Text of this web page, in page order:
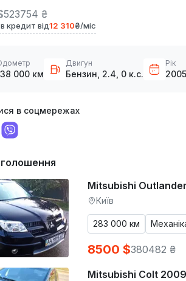
523754 ₴
кредит від12 310₴/міс
000 км
Двигун
Бензин, 2.4, 0 к.с.
Рік
2005
в соцмережах
Mitsubishi
Київ
283 000 км
8500 $380482 ₴
Mitsubishi Colt 2009